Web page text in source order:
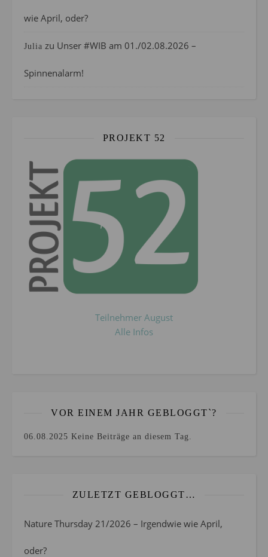
wie April, oder?
Julia zu Unser #WIB am 01./02.08.2026 –
Spinnenalarm!
PROJEKT 52
Teilnehmer August
Alle Infos
VOR EINEM JAHR GEBLOGGT`?
06.08.2025 Keine Beiträge an diesem Tag.
ZULETZT GEBLOGGT…
Nature Thursday 21/2026 – Irgendwie wie April,
oder?